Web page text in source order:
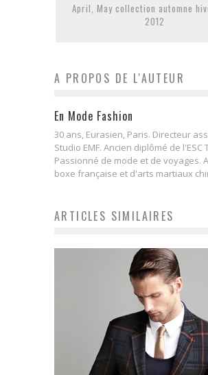
April, May collection automne
2012
A PROPOS DE L'AUTEUR
En Mode Fashion
30 ans, Eurasien, Paris. Directeur
Studio EMF. Ancien diplômé de l'ESC
Passionné de mode et de voyages.
boxe française et d'arts martiaux
ARTICLES SIMILAIRES